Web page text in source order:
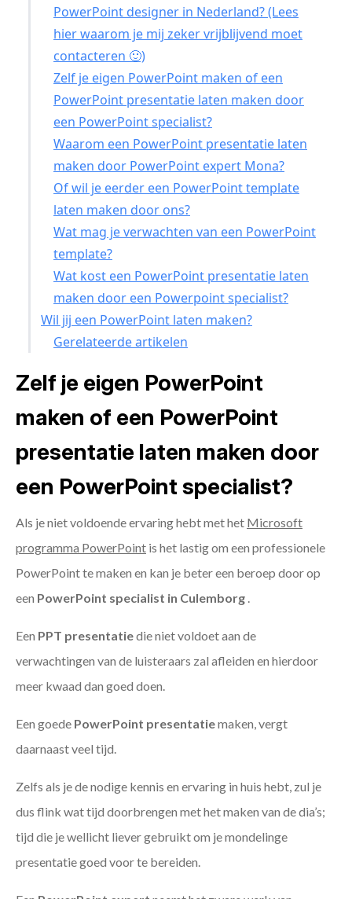
PowerPoint designer in Nederland? (Lees
hier waarom je mij zeker vrijblijvend moet
contacteren 🙂)
Zelf je eigen PowerPoint maken of een
PowerPoint presentatie laten maken door
een PowerPoint specialist?
Waarom een PowerPoint presentatie laten
maken door PowerPoint expert Mona?
Of wil je eerder een PowerPoint template
laten maken door ons?
Wat mag je verwachten van een PowerPoint
template?
Wat kost een PowerPoint presentatie laten
maken door een Powerpoint specialist?
Wil jij een PowerPoint laten maken?
Gerelateerde artikelen
Zelf je eigen PowerPoint
maken of een PowerPoint
presentatie laten maken door
een PowerPoint specialist?
Als je niet voldoende ervaring hebt met het Microsoft
programma PowerPoint is het lastig om een professionele
PowerPoint te maken en kan je beter een beroep door op
een PowerPoint specialist in Culemborg .
Een PPT presentatiedie niet voldoet aan de
verwachtingen van de luisteraars zal afleiden en hierdoor
meer kwaad dan goed doen.
Een goede PowerPoint presentatiemaken, vergt
daarnaast veel tijd.
Zelfs als je de nodige kennis en ervaring in huis hebt, zul je
dus flink wat tijd doorbrengen met het maken van de dia’s;
tijd die je wellicht liever gebruikt om je mondelinge
presentatie goed voor te bereiden.